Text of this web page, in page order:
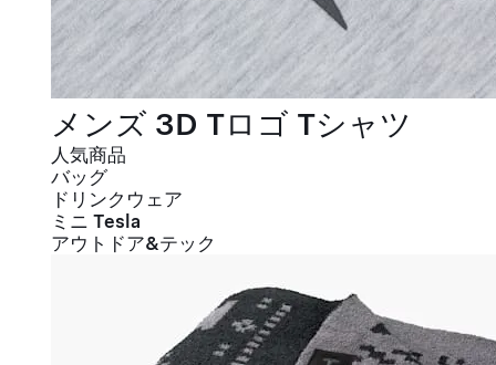
メンズ 3D Tロゴ Tシャツ
人気商品
バッグ
ドリンクウェア
ミニ Tesla
アウトドア&テック